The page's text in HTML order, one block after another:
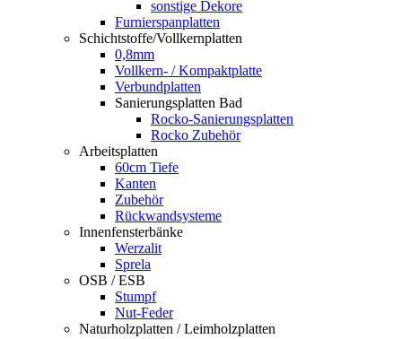
sonstige Dekore
Furnierspanplatten
Schichtstoffe/Vollkernplatten
0,8mm
Vollkern- / Kompaktplatte
Verbundplatten
Sanierungsplatten Bad
Rocko-Sanierungsplatten
Rocko Zubehör
Arbeitsplatten
60cm Tiefe
Kanten
Zubehör
Rückwandsysteme
Innenfensterbänke
Werzalit
Sprela
OSB / ESB
Stumpf
Nut-Feder
Naturholzplatten / Leimholzplatten